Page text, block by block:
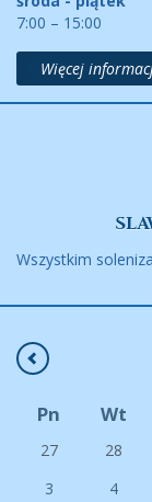
7:00 – 15:00
Więcej
Wszystkim
Pn Wt
27 28
3
4